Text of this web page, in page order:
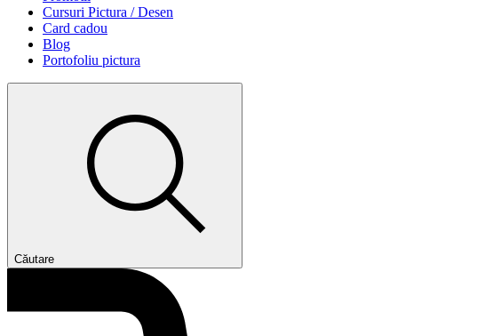
Cursuri Pictura / Desen
Card cadou
Blog
Portofoliu pictura
Căutare